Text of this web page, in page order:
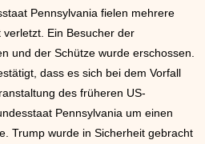
Pennsylvania fielen mehrere
Ein Besucher der
und der Schütze wurde erschossen.
dass es sich bei dem Vorfall
des früheren US-
Pennsylvania um einen
Trump wurde in Sicherheit gebracht